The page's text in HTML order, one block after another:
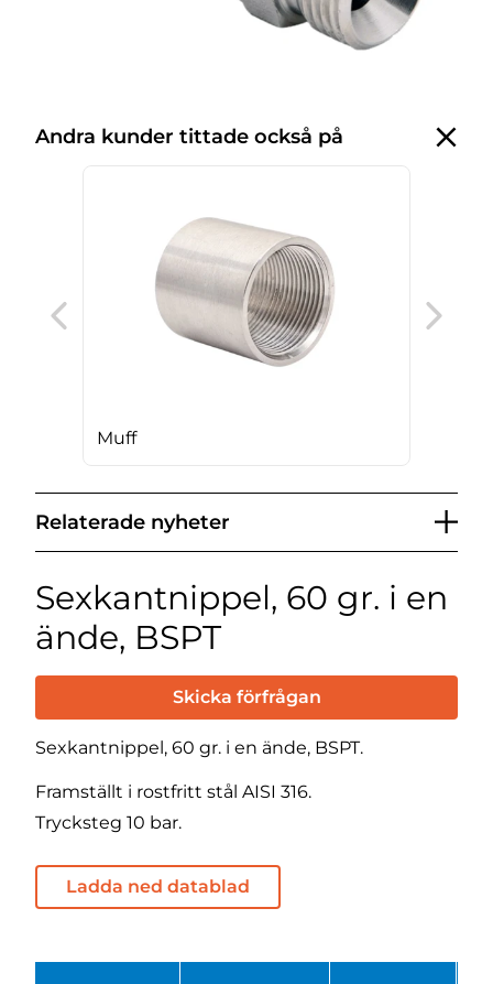
Andra kunder tittade också på
Muff
Relaterade nyheter
Sexkantnippel, 60 gr. i en
ände, BSPT
Skicka förfrågan
Sexkantnippel, 60 gr. i en ände, BSPT.
Framställt i rostfritt stål AISI 316.
Trycksteg 10 bar.
Ladda ned datablad